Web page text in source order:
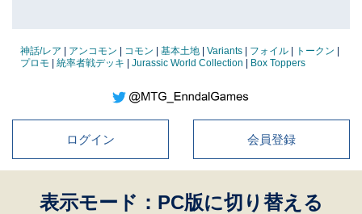
神話/レア | アンコモン | コモン | 基本土地 | Variants | フォイル | トークン |
プロモ | 統率者戦デッキ | Jurassic World Collection | Box Toppers
ログイン 会員登録
表示モード：PC版に切り替える